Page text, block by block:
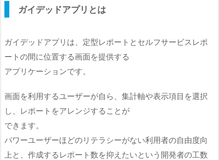
ガイデッドアプリとは
ガイデッドアプリは、定型レポートとセルフサービスレポ
ートの間に位置する画面を提供する
アプリケーションです。
画面を利用するユーザーが自ら、集計軸や表示項目を選択
し、レポートをアレンジすることが
できます。
パワーユーザーほどのリテラシーがない利用者の自由度向
上と、作成するレポート数を抑えたいという開発者の工数